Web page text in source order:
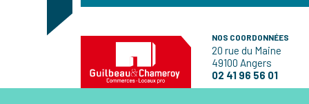
NOS COORDONNÉES
20 rue du Maine
49100 Angers
02 41 96 56 01